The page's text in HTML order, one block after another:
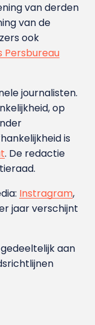
van derden
van de
ook
Persbureau
journalisten.
op
is
. De redactie
Instragram,
jaar verschijnt
aan